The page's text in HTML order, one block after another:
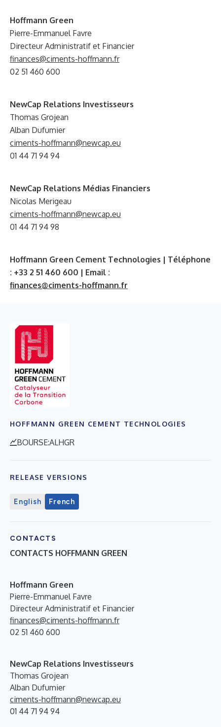
Hoffmann Green
Pierre-Emmanuel Favre
Directeur Administratif et Financier
finances@ciments-hoffmann.fr
02 51 460 600
NewCap Relations Investisseurs
Thomas Grojean
Alban Dufumier
ciments-hoffmann@newcap.eu
01 44 71 94 94
NewCap Relations Médias Financiers
Nicolas Merigeau
ciments-hoffmann@newcap.eu
01 44 71 94 98
Hoffmann Green Cement Technologies | Téléphone
: +33 2 51 460 600 | Email :
finances@ciments-hoffmann.fr
HOFFMANN GREEN CEMENT TECHNOLOGIES
BOURSE:ALHGR
RELEASE VERSIONS
English French
CONTACTS
CONTACTS HOFFMANN GREEN
Hoffmann Green
Pierre-Emmanuel Favre
Directeur Administratif et Financier
finances@ciments-hoffmann.fr
02 51 460 600
NewCap Relations Investisseurs
Thomas Grojean
Alban Dufumier
ciments-hoffmann@newcap.eu
01 44 71 94 94